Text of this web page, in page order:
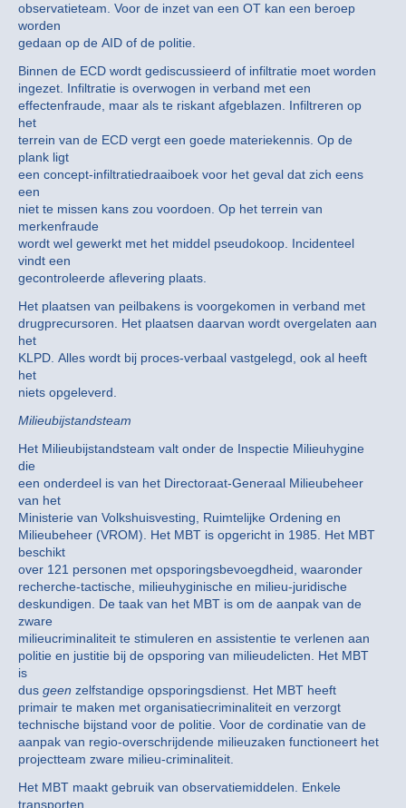
observatieteam. Voor de inzet van een OT kan een beroep
worden
gedaan op de AID of de politie.
Binnen de ECD wordt gediscussieerd of infiltratie moet worden
ingezet. Infiltratie is overwogen in verband met een
effectenfraude, maar als te riskant afgeblazen. Infiltreren op
het
terrein van de ECD vergt een goede materiekennis. Op de
plank ligt
een concept-infiltratiedraaiboek voor het geval dat zich eens
een
niet te missen kans zou voordoen. Op het terrein van
merkenfraude
wordt wel gewerkt met het middel pseudokoop. Incidenteel
vindt een
gecontroleerde aflevering plaats.
Het plaatsen van peilbakens is voorgekomen in verband met
drugprecursoren. Het plaatsen daarvan wordt overgelaten aan
het
KLPD. Alles wordt bij proces-verbaal vastgelegd, ook al heeft
het
niets opgeleverd.
Milieubijstandsteam
Het Milieubijstandsteam valt onder de Inspectie Milieuhygine
die
een onderdeel is van het Directoraat-Generaal Milieubeheer
van het
Ministerie van Volkshuisvesting, Ruimtelijke Ordening en
Milieubeheer (VROM). Het MBT is opgericht in 1985. Het MBT
beschikt
over 121 personen met opsporingsbevoegdheid, waaronder
recherche-tactische, milieuhyginische en milieu-juridische
deskundigen. De taak van het MBT is om de aanpak van de
zware
milieucriminaliteit te stimuleren en assistentie te verlenen aan
politie en justitie bij de opsporing van milieudelicten. Het MBT
is
dus geen zelfstandige opsporingsdienst. Het MBT heeft
primair te maken met organisatiecriminaliteit en verzorgt
technische bijstand voor de politie. Voor de cordinatie van de
aanpak van regio-overschrijdende milieuzaken functioneert het
projectteam zware milieu-criminaliteit.
Het MBT maakt gebruik van observatiemiddelen. Enkele
transporten